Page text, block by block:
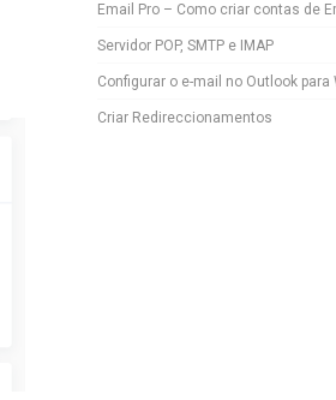
Email Pro – Como criar contas de
Servidor POP, SMTP e IMAP
Configurar o e-mail no Outlook para
Criar Redireccionamentos